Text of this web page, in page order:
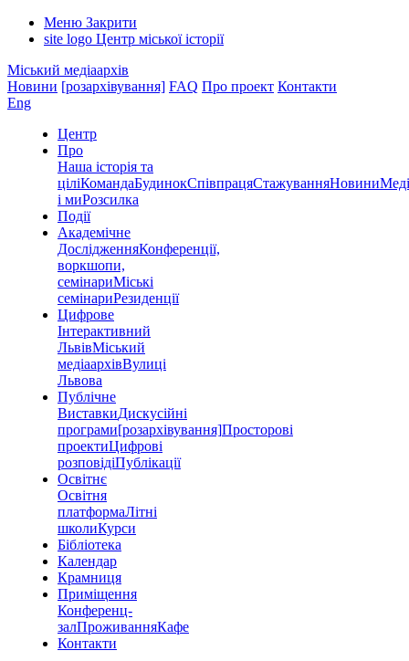
Меню Закрити
site logo Центр міської історії
Міський медіаархів
Новини [розархівування] FAQ Про проект Контакти
Eng
Центр
Про
Наша історія та
ціліКомандаБудинокСпівпрацяСтажуванняНовини
і миРозсилка
Події
Академічне
ДослідженняКонференції,
воркшопи,
семінариМіські
семінариРезиденції
Цифрове
Інтерактивний
ЛьвівМіський
медіаархівВулиці
Львова
Публічне
ВиставкиДискусійні
програми[розархівування]Просторові
проектиЦифрові
розповідіПублікації
Освітнє
Освітня
платформаЛітні
школиКурси
Бібліотека
Календар
Крамниця
Приміщення
Конференц-
залПроживанняКафе
Контакти